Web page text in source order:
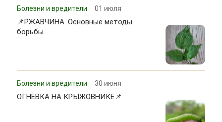
Болезни и вредители 01 июля
📌РЖАВЧИНА. Основные методы
борьбы.
Болезни и вредители 30 июня
ОГНЁВКА НА КРЫЖОВНИКЕ📌